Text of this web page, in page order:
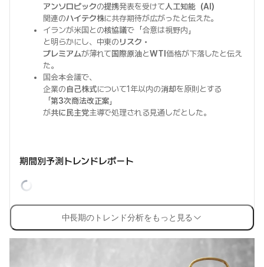
アンソロピックの提携発表を受けて人工知能（AI）
関連のハイテク株に共存期待が広がったと伝えた。
イランが米国との核協議で「合意は視野内」
と明らかにし、中東のリスク・
プレミアムが薄れて国際原油とWTI 価格が下落したと伝え
た。
国会本会議で、
企業の自己株式について1年以内の消却を原則とする
「第3次商法改正案」
が共に民主党主導で処理される見通しだとした。
期間別予測トレンドレポート
中長期のトレンド分析をもっと見る